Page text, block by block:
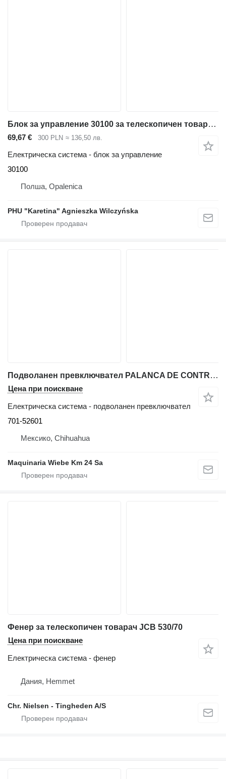
Блок за управление 30100 за телескопичен товарач JCB 526 527 530 531 533 535 536 540 541 550
69,67 € 300 PLN ≈ 136,50 лв.
Електрическа система - блок за управление
30100
Полша, Opalenica
PHU "Karetina" Agnieszka Wilczyńska
Подволанен превключвател PALANCA DE CONTROL FRONTAL / REVERSA 701-52601 за телескопичен товарач JCB 530
Цена при поискване
Електрическа система - подволанен превключвател
701-52601
Мексико, Chihuahua
Maquinaria Wiebe Km 24 Sa
Фенер за телескопичен товарач JCB 530/70
Цена при поискване
Електрическа система - фенер
Дания, Hemmet
Chr. Nielsen - Tingheden A/S